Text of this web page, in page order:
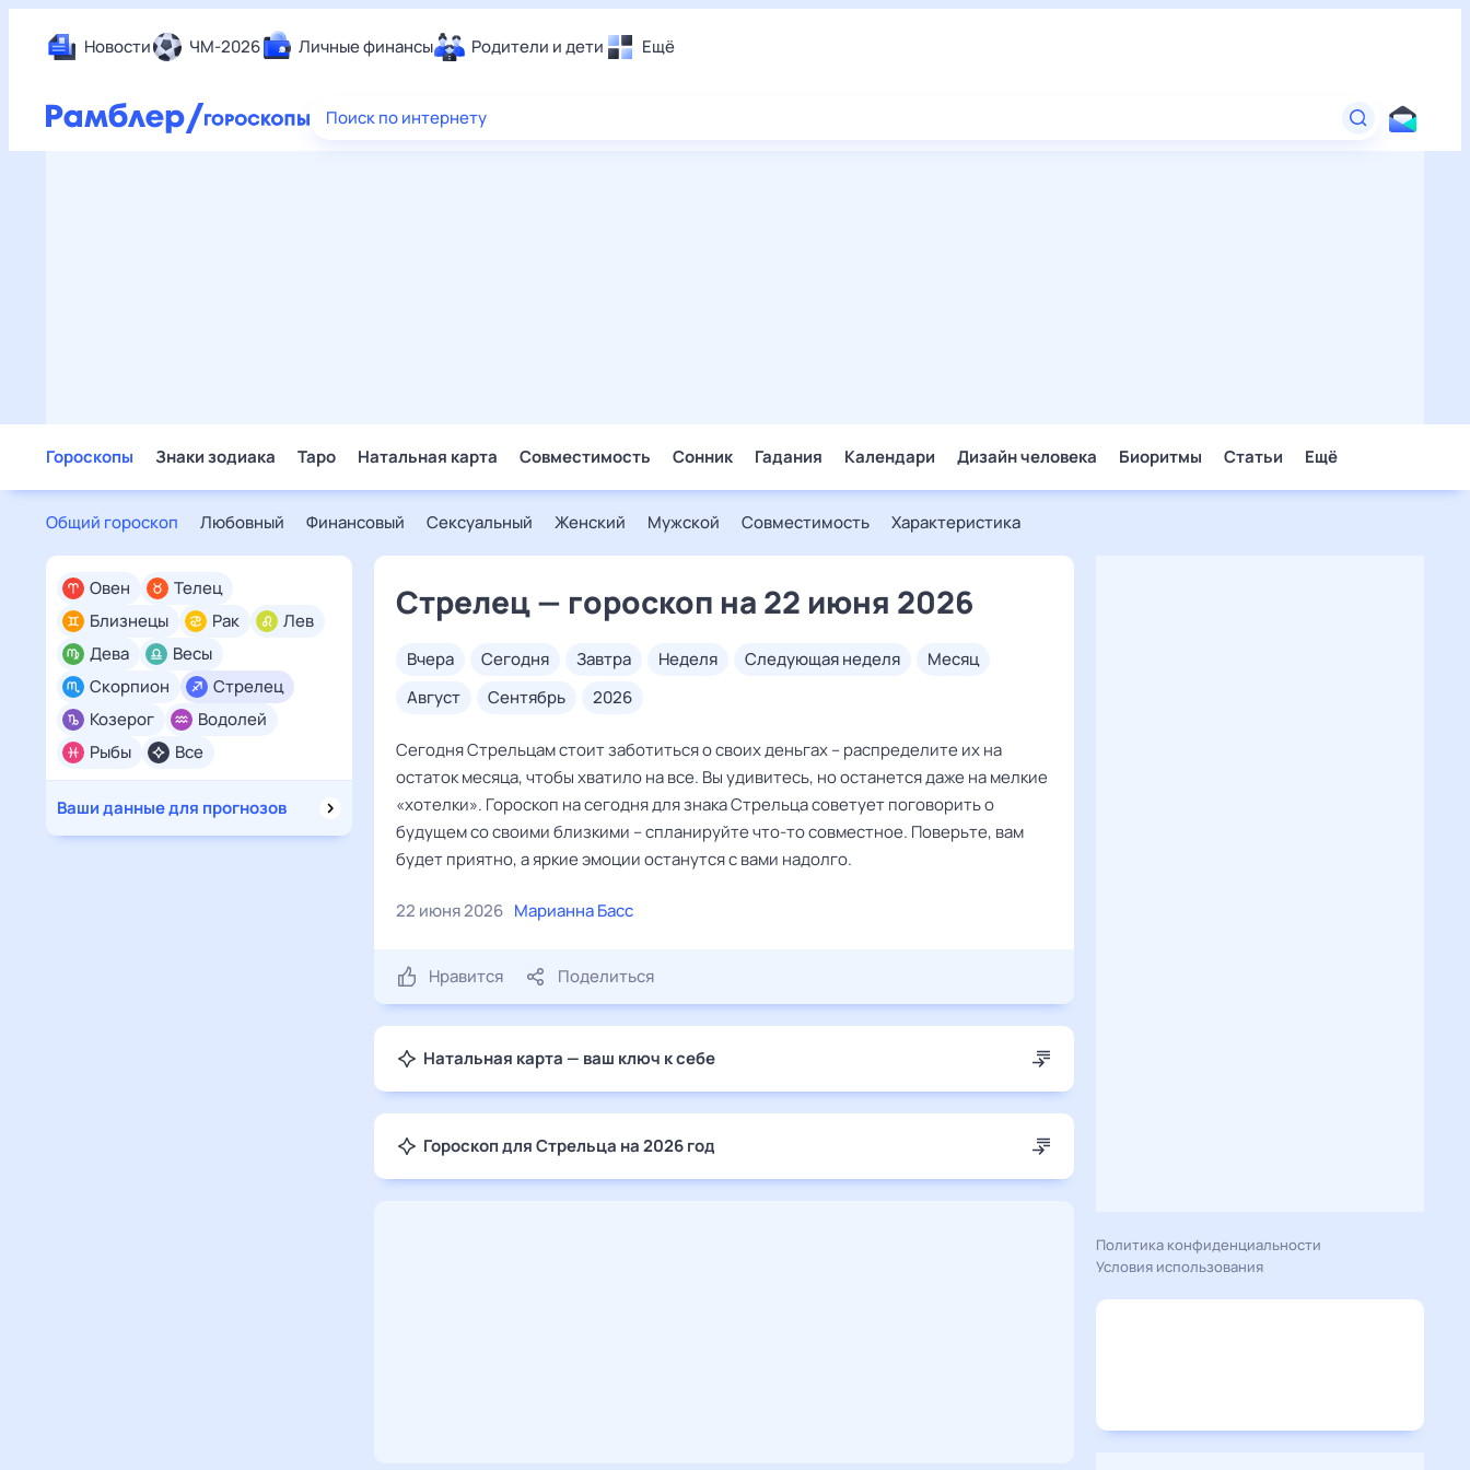
Новости ЧМ-2026 Личные финансы Родители и дети Ещё
Еда
Поиск по интернету
Гороскопы Знаки зодиака Таро Натальная карта Совместимость Сонник Гадания Календари Дизайн человека Биоритмы Статьи Ещё
Общий гороскоп Любовный Финансовый Сексуальный Женский Мужской Совместимость Характеристика
Все
Овен
Телец
Близнецы
Рак
Лев
Дева
Весы
Скорпион
Стрелец
Козерог
Водолей
Рыбы
Ваши данные для прогнозов
Стрелец — гороскоп на 22 июня 2026
вчера сегодня завтра неделя следующая неделя
месяц
август
сентябрь 2026
Сегодня Стрельцам стоит заботиться о своих деньгах – распределите их на
остаток месяца, чтобы хватило на все. Вы удивитесь, но останется даже на мелкие
«хотелки». Гороскоп на сегодня для знака Стрельца советует поговорить о
будущем со своими близкими – спланируйте что-то совместное. Поверьте, вам
будет приятно, а яркие эмоции останутся с вами надолго.
22 июня 2026 Марианна Басс
Нравится Поделиться
Натальная карта — ваш ключ к себе
Гороскоп для Стрельца на 2026 год
Политика конфиденциальности
Условия использования